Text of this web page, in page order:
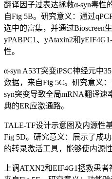
翻译因子过表达拯救α-syn毒性
自Fig 5B。研究意义：通过
选中的富集，并通过Bioscreen
yPABPC1、yAtaxin2和
性。
α-syn A53T突变iPSC神经元中
数据，来自Fig 5C。研究意义
syn突变导致全局mRNA翻译
典的ER应激通路。
TALE-TF设计示意图及内源性
Fig 5D。研究意义：展示了成
的转录激活工具，能够使内源
上调ATXN2和EIF4G1拯救患